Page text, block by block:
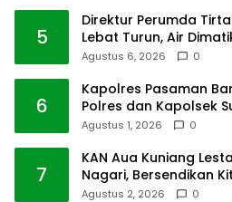
5
Direktur Perumda
Lebat Turun, Air
Agustus 6, 2026 0
6
Kapolres Pasaman
Polres dan Kapolsek
Agustus 1, 2026 0
7
KAN Aua Kuniang
Nagari, Bersendikan
Agustus 2, 2026 0